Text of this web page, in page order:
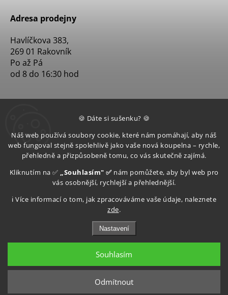
🍪 Dáte si sušenku? 🍪
Náš web používá soubory cookie, které nám pomáhají, aby náš
web fungoval stejně spolehlivě jako vaše nová koupelna – rychle,
přehledně a přizpůsobeně tomu, co vás skutečně zajímá.
Kliknutím na ✅ „Souhlasím" ✅ nám pomůžete, aby byl web pro
vás osobnější, rychlejší a přehlednější.
ℹ️ Více informací o tom, jak zpracováváme vaše údaje, naleznete
zde.
Nastavení
Odmítnout
Souhlasím
Adresa prodejny
Havlíčkova 383,
269 01 Rakovník
Po až Pá
od 8 do 16:30 hod
Upravit nastavení cookies
Grafický návrh vytvořil a nakódoval